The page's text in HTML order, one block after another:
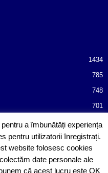
1434
785
748
701
487
366
a îmbunătăți experiența
pentru utilizatorii înregistrați.
website folosesc cookies
date personale ale
că acest lucru este OK